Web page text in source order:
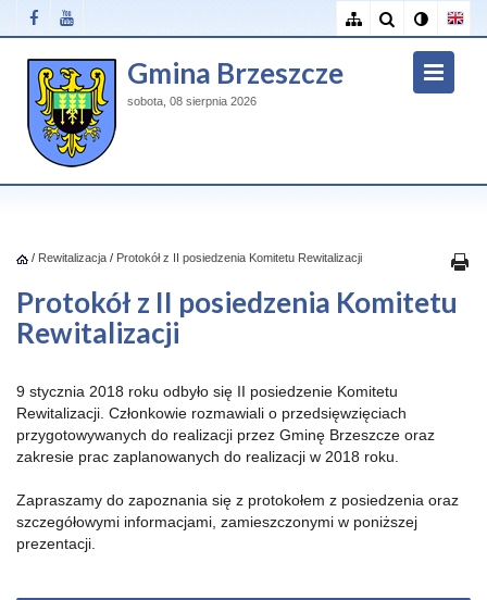
Gmina Brzeszcze
sobota, 08 sierpnia 2026
/ Rewitalizacja / Protokół z II posiedzenia Komitetu Rewitalizacji
Protokół z II posiedzenia Komitetu
Rewitalizacji
9 stycznia 2018 roku odbyło się II posiedzenie Komitetu
Rewitalizacji. Członkowie rozmawiali o przedsięwzięciach
przygotowywanych do realizacji przez Gminę Brzeszcze oraz
zakresie prac zaplanowanych do realizacji w 2018 roku.
Zapraszamy do zapoznania się z protokołem z posiedzenia oraz
szczegółowymi informacjami, zamieszczonymi w poniższej
prezentacji.